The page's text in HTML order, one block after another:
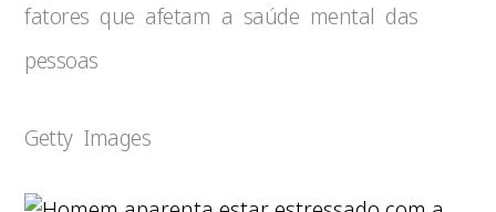
fatores que afetam a saúde mental das
pessoas
Getty Images